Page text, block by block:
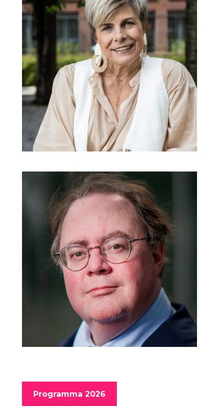
Programma 2026